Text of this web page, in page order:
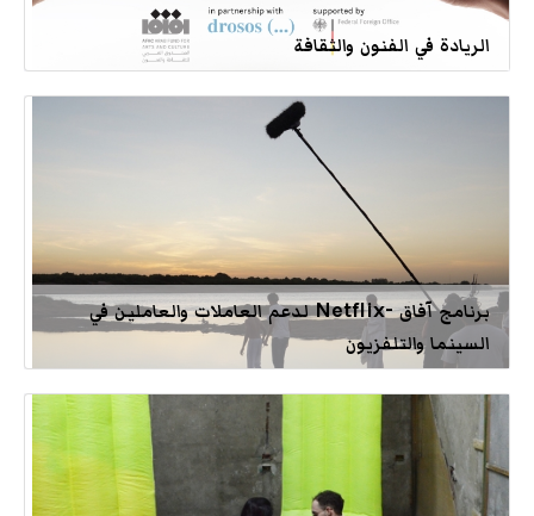
الريادة في الفنون والثقافة
برنامج آفاق -Netflix لدعم العاملات والعاملين في
السينما والتلفزيون